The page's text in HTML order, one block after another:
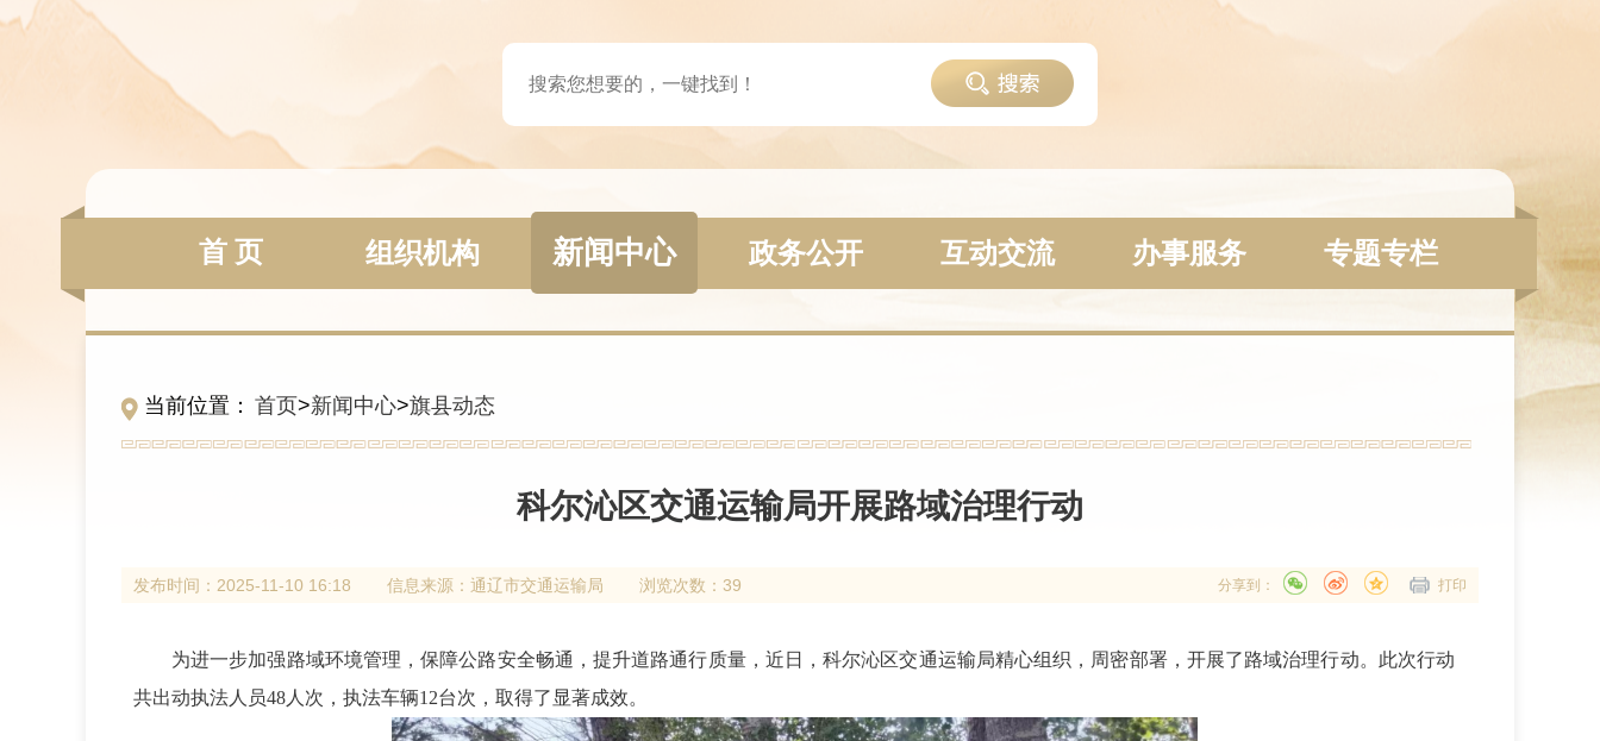
首 页 组织机构 新闻中心 政务公开 互动交流 办事服务 专题专栏
当前位置： 首页>新闻中心>旗县动态
科尔沁区交通运输局开展路域治理行动
发布时间： 2025-11-10 16:18 信息来源： 通辽市交通运输局 浏览次数：39 打印
分享到：
为进一步加强路域环境管理，保障公路安全畅通，提升道路通行质量，近日，科尔沁区交通运输局精心组织，周密部署，开展了路域治理行动。 此次行动
共出动执法人员48人次，执法车辆12台次，取得了显著成效。